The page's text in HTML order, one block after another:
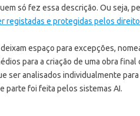
só fez essa descrição. Ou seja,
registadas e protegidas pelos
espaço para excepções,
para a criação de uma obra final
ser analisados individualmente
parte foi feita pelos sistemas AI.